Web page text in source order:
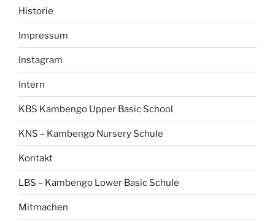
Historie
Impressum
Instagram
Intern
KBS Kambengo Upper Basic School
KNS – Kambengo Nursery Schule
Kontakt
LBS – Kambengo Lower Basic Schule
Mitmachen